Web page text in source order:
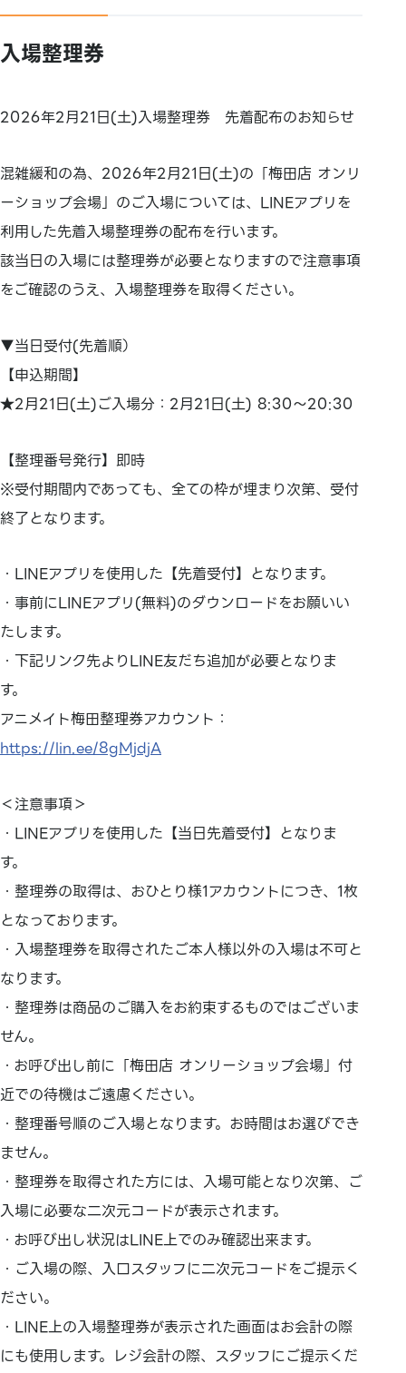
入場整理券
2026年2月21日(土)入場整理券 先着配布のお知らせ
混雑緩和の為、2026年2月21日(土)の「梅田店 オンリ
ーショップ会場」のご入場については、LINEアプリを
利用した先着入場整理券の配布を行います。
該当日の入場には整理券が必要となりますので注意事項
をご確認のうえ、入場整理券を取得ください。
▼当日受付(先着順）
【申込期間】
★2月21日(土)ご入場分：2月21日(土) 8:30～20:30
【整理番号発行】即時
※受付期間内であっても、全ての枠が埋まり次第、受付
終了となります。
・LINEアプリを使用した【先着受付】となります。
・事前にLINEアプリ(無料)のダウンロードをお願いい
たします。
・下記リンク先よりLINE友だち追加が必要となりま
す。
アニメイト梅田整理券アカウント：
https://lin.ee/8gMjdjA
＜注意事項＞
・LINEアプリを使用した【当日先着受付】となりま
す。
・整理券の取得は、おひとり様1アカウントにつき、1枚
となっております。
・入場整理券を取得されたご本人様以外の入場は不可と
なります。
・整理券は商品のご購入をお約束するものではございま
せん。
・お呼び出し前に「梅田店 オンリーショップ会場」付
近での待機はご遠慮ください。
・整理番号順のご入場となります。お時間はお選びでき
ません。
・整理券を取得された方には、入場可能となり次第、ご
入場に必要な二次元コードが表示されます。
・お呼び出し状況はLINE上でのみ確認出来ます。
・ご入場の際、入口スタッフに二次元コードをご提示く
ださい。
・LINE上の入場整理券が表示された画面はお会計の際
にも使用します。レジ会計の際、スタッフにご提示くだ